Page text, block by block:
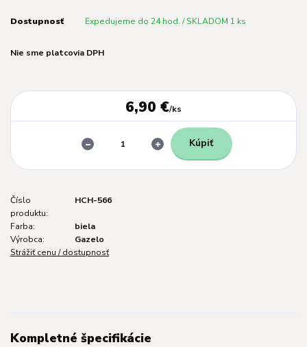
Dostupnosť Expedujeme do 24 hod. / SKLADOM 1 ks
Nie sme platcovia DPH
6,90 €/ks
Kúpiť
Číslo
produktu:
HCH-566
Farba:
biela
Výrobca:
Gazelo
Strážiť cenu / dostupnosť
Kompletné špecifikácie